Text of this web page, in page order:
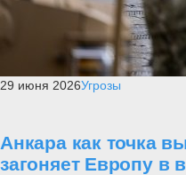
29 июня 2026Угрозы
Анкара как точка
загоняет Европу в